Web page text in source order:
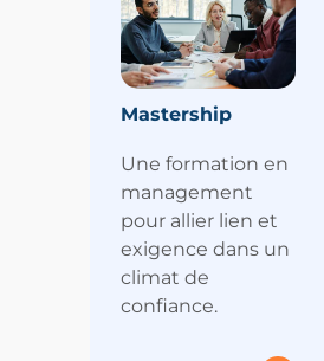
Mastership
Une formation en
management
pour allier lien et
exigence dans un
climat de
confiance.